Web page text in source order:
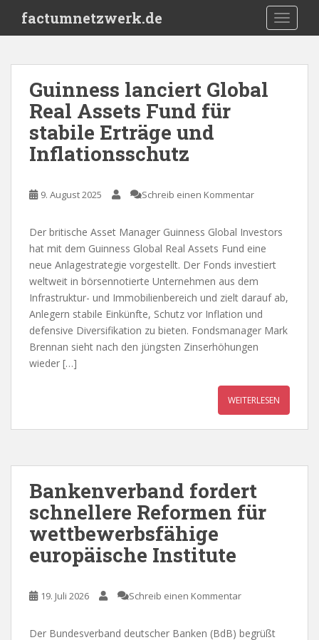
i
factumnetzwerk.de
Guinness lanciert Global
Real Assets Fund für
stabile Erträge und
Inflationsschutz
9. August 2025 Schreib einen Kommentar
Der britische Asset Manager Guinness Global Investors
hat mit dem Guinness Global Real Assets Fund eine
neue Anlagestrategie vorgestellt. Der Fonds investiert
weltweit in börsennotierte Unternehmen aus dem
Infrastruktur- und Immobilienbereich und zielt darauf ab,
Anlegern stabile Einkünfte, Schutz vor Inflation und
defensive Diversifikation zu bieten. Fondsmanager Mark
Brennan sieht nach den jüngsten Zinserhöhungen
wieder […]
WEITERLESEN
Bankenverband fordert
schnellere Reformen für
wettbewerbsfähige
europäische Institute
19. Juli 2026 Schreib einen Kommentar
Der Bundesverband deutscher Banken (BdB) begrüßt